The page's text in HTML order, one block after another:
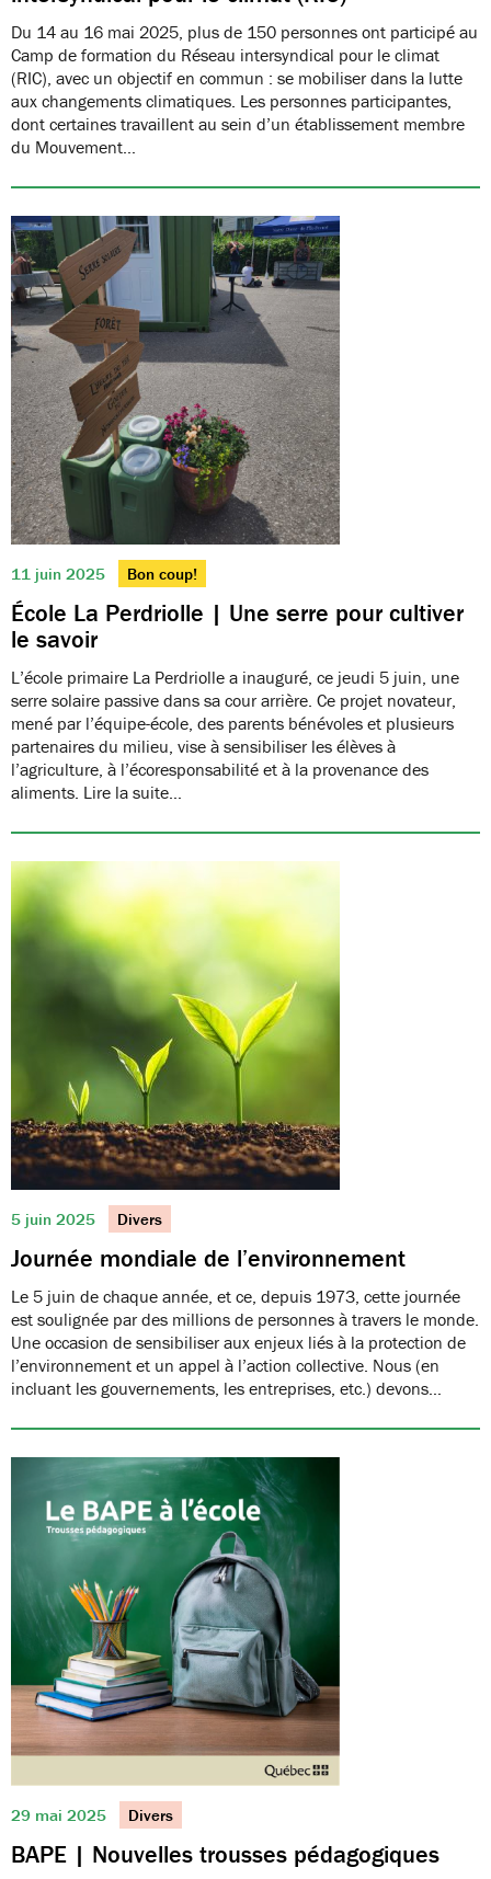
Du 14 au 16 mai 2025, plus de 150 personnes ont participé au
Camp de formation du Réseau intersyndical pour le climat
(RIC), avec un objectif en commun : se mobiliser dans la lutte
aux changements climatiques. Les personnes participantes,
dont certaines travaillent au sein d’un établissement membre
du Mouvement…
11 juin 2025 Bon coup!
École La Perdriolle | Une serre pour cultiver
le savoir
L’école primaire La Perdriolle a inauguré, ce jeudi 5 juin, une
serre solaire passive dans sa cour arrière. Ce projet novateur,
mené par l’équipe-école, des parents bénévoles et plusieurs
partenaires du milieu, vise à sensibiliser les élèves à
l’agriculture, à l’écoresponsabilité et à la provenance des
aliments. Lire la suite…
5 juin 2025 Divers
Journée mondiale de l’environnement
Le 5 juin de chaque année, et ce, depuis 1973, cette journée
est soulignée par des millions de personnes à travers le monde.
Une occasion de sensibiliser aux enjeux liés à la protection de
l’environnement et un appel à l’action collective. Nous (en
incluant les gouvernements, les entreprises, etc.) devons…
29 mai 2025 Divers
BAPE | Nouvelles trousses pédagogiques